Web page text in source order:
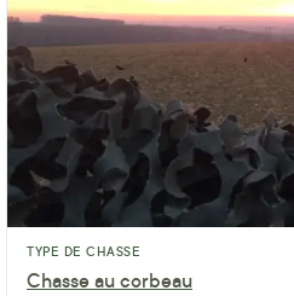
TYPE DE CHASSE
Chasse au corbeau